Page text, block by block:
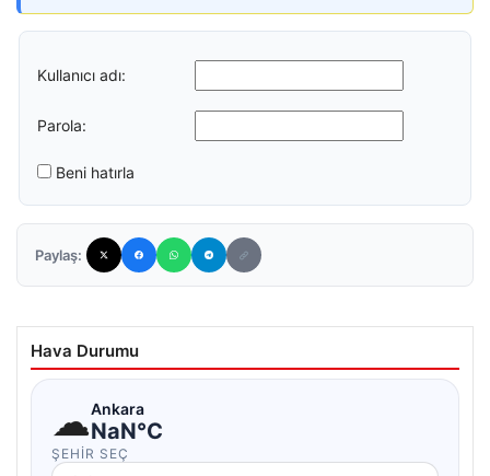
Kullanıcı adı:
Parola:
Beni hatırla
Paylaş:
Hava Durumu
☁Ankara
NaN°C
ŞEHIR SEÇ